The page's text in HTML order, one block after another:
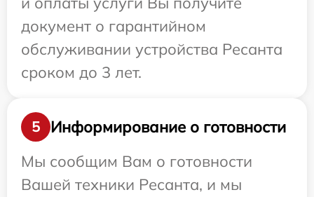
документ о гарантийном
обслуживании устройства Ресанта
сроком до 3 лет.
5
Информирование о готовности
Мы сообщим Вам о готовности
Вашей техники Ресанта, и мы